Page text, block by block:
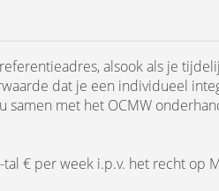
alsook als je
dat je een individueel
met het OCMW
€ per week i.p.v. het recht op